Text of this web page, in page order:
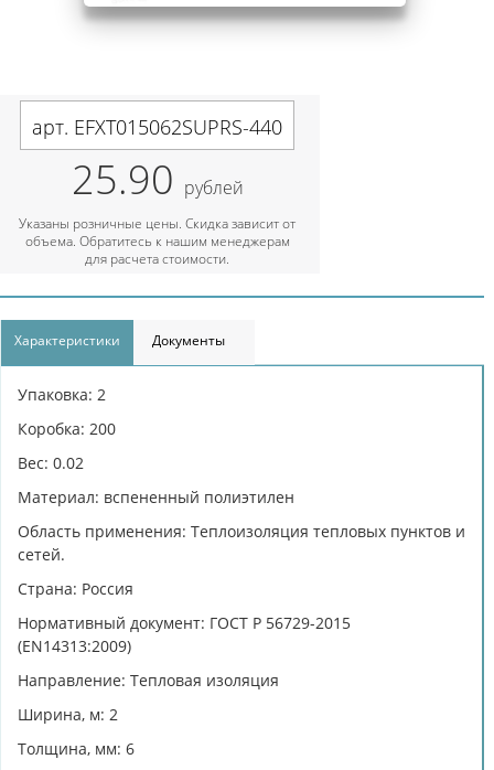
арт. EFXT015062SUPRS-440
25.90 рублей
Указаны розничные цены. Скидка зависит от
объема. Обратитесь к нашим менеджерам
для расчета стоимости.
Характеристики Документы
Упаковка: 2
Коробка: 200
Вес: 0.02
Материал: вспененный полиэтилен
Область применения: Теплоизоляция тепловых пунктов и
сетей.
Страна: Россия
Нормативный документ: ГОСТ Р 56729-2015
(EN14313:2009)
Направление: Тепловая изоляция
Ширина, м: 2
Толщина, мм: 6